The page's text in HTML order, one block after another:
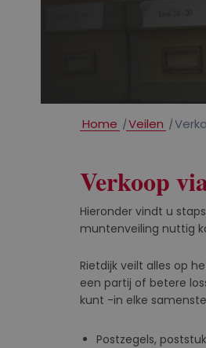
Home /Veilen /
Verkoop
Hieronder vindt u
muntenveiling nuttig
Rietdijk veilt alles op
een partij of betere
kunt -in elke
Postzegels,